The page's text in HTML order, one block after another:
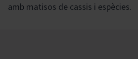
amb matisos de cassis i espècies.